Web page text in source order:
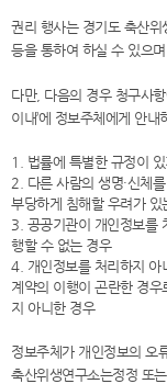
권리 행사는 경기도 축산
등을 통하여 하실 수 있으
다만, 다음의 경우 청구사
이내’에 정보주체에게 안내
1. 법률에 특별한 규정이
2. 다른 사람의 생명·신체
부당하게 침해할 우려가 있
3. 공공기관이 개인정보를
행할 수 없는 경우
4. 개인정보를 처리하지 아
계약의 이행이 곤란한 경
지 아니한 경우
정보주체가 개인정보의 오
축산위생연구소는정정 또